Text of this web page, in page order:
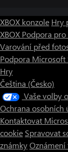
XBOX konzole Hry
XBOX Podpora pro
Varování před
Podpora Microsoft
Hry
Čeština (Česko)
Vaše volby
Ochrana osobních
Kontaktovat
cookie Spravovat
známky